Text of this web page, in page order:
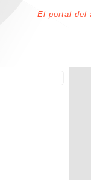
El portal del